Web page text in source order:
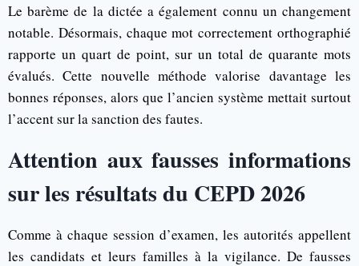
Le barème de la dictée a également connu un changement
notable. Désormais, chaque mot correctement orthographié
rapporte un quart de point, sur un total de quarante mots
évalués. Cette nouvelle méthode valorise davantage les
bonnes réponses, alors que l’ancien système mettait surtout
l’accent sur la sanction des fautes.
Attention aux fausses informations
sur les résultats du CEPD 2026
Comme à chaque session d’examen, les autorités appellent
les candidats et leurs familles à la vigilance. De fausses